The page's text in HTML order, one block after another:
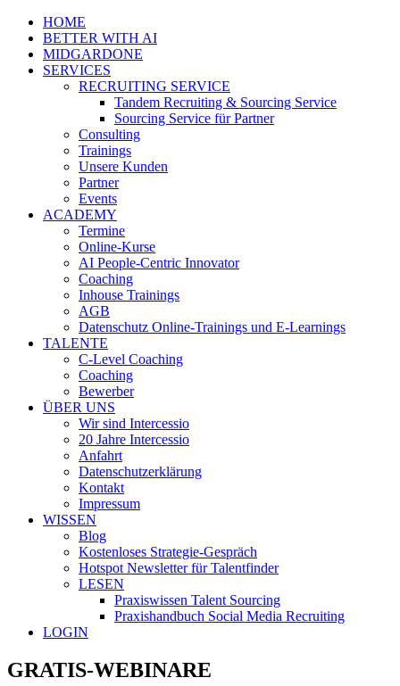
HOME
BETTER WITH AI
MIDGARDONE
SERVICES
RECRUITING SERVICE
Tandem Recruiting & Sourcing Service
Sourcing Service für Partner
Consulting
Trainings
Unsere Kunden
Partner
Events
ACADEMY
Termine
Online-Kurse
AI People-Centric Innovator
Coaching
Inhouse Trainings
AGB
Datenschutz Online-Trainings und E-Learnings
TALENTE
C-Level Coaching
Coaching
Bewerber
ÜBER UNS
Wir sind Intercessio
20 Jahre Intercessio
Anfahrt
Datenschutzerklärung
Kontakt
Impressum
WISSEN
Blog
Kostenloses Strategie-Gespräch
Hotspot Newsletter für Talentfinder
LESEN
Praxiswissen Talent Sourcing
Praxishandbuch Social Media Recruiting
LOGIN
GRATIS-WEBINARE